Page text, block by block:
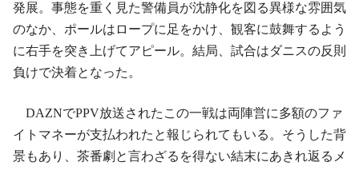
発展。事態を重く見た警備員が沈静化を図る異様な雰囲気
のなか、ポールはロープに足をかけ、観客に鼓舞するよう
に右手を突き上げてアピール。結局、試合はダニスの反則
負けで決着となった。
DAZNでPPV放送されたこの一戦は両陣営に多額のファ
イトマネーが支払われたと報じられてもいる。そうした背
景もあり、茶番劇と言わざるを得ない結末にあきれ返るメ